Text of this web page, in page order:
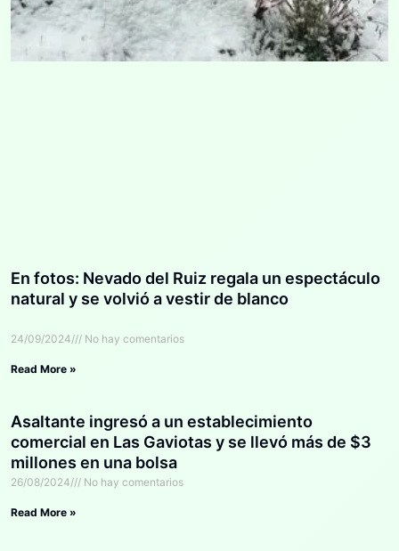
En fotos: Nevado del Ruiz regala un espectáculo
natural y se volvió a vestir de blanco
24/09/2024 No hay comentarios
Read More »
Asaltante ingresó a un establecimiento
comercial en Las Gaviotas y se llevó más de $3
millones en una bolsa
26/08/2024 No hay comentarios
Read More »